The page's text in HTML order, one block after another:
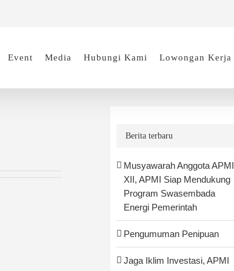
Event Media Hubungi Kami Lowongan Kerja
Berita terbaru
Musyawarah Anggota APMI
XII, APMI Siap Mendukung
Program Swasembada
Energi Pemerintah
Pengumuman Penipuan
Jaga Iklim Investasi, APMI